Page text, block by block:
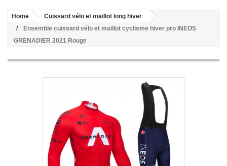
Home
Cuissard vélo et maillot long hiver
Ensemble cuissard vélo et maillot cyclisme hiver pro INEOS
GRENADIER 2021 Rouge